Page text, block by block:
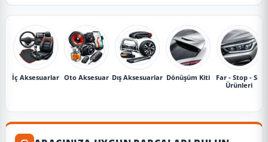
İç Aksesuarlar Oto Aksesuar Dış Aksesuarlar Dönüşüm Kiti
Far - Stop - Sis
Ürünleri